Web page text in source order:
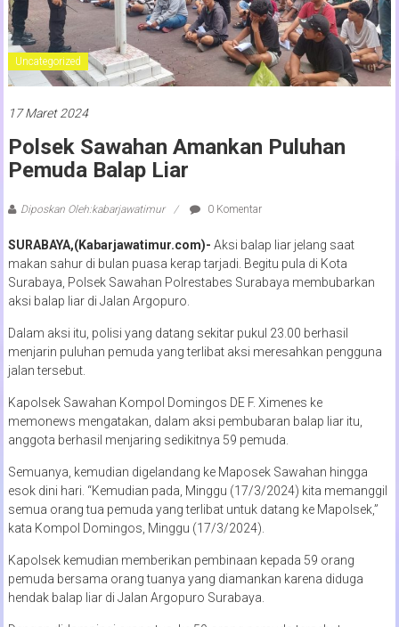
Uncategorized
17 Maret 2024
Polsek Sawahan Amankan Puluhan
Pemuda Balap Liar
Diposkan Oleh:kabarjawatimur 0 Komentar
SURABAYA,(Kabarjawatimur.com)- Aksi balap liar jelang saat
makan sahur di bulan puasa kerap tarjadi. Begitu pula di Kota
Surabaya, Polsek Sawahan Polrestabes Surabaya membubarkan
aksi balap liar di Jalan Argopuro.
Dalam aksi itu, polisi yang datang sekitar pukul 23.00 berhasil
menjarin puluhan pemuda yang terlibat aksi meresahkan pengguna
jalan tersebut.
Kapolsek Sawahan Kompol Domingos DE F. Ximenes ke
memonews mengatakan, dalam aksi pembubaran balap liar itu,
anggota berhasil menjaring sedikitnya 59 pemuda.
Semuanya, kemudian digelandang ke Maposek Sawahan hingga
esok dini hari. “Kemudian pada, Minggu (17/3/2024) kita memanggil
semua orang tua pemuda yang terlibat untuk datang ke Mapolsek,”
kata Kompol Domingos, Minggu (17/3/2024).
Kapolsek kemudian memberikan pembinaan kepada 59 orang
pemuda bersama orang tuanya yang diamankan karena diduga
hendak balap liar di Jalan Argopuro Surabaya.